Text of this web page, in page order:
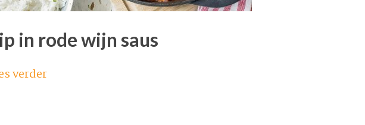
in rode wijn saus
verder